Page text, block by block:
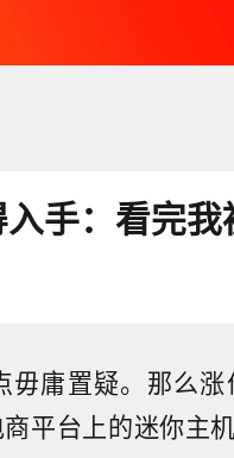
手：看完
毋庸置疑。那么
平台上的迷你主